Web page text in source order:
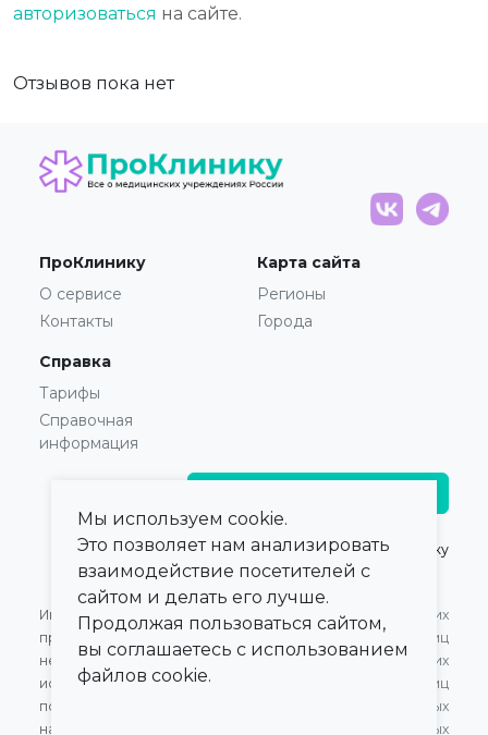
авторизоваться на сайте.
Отзывов пока нет
ПроКлинику
О сервисе
Контакты
Карта сайта
Регионы
Города
Справка
Тарифы
Справочная
информация
© 2021 — 2026,ПроКлинику
Информация,
представленная на сайте,
не может быть
использована для
постановки диагноза,
назначения лечения и не
Оферта для Юридических
лиц
Оферта для Физических
лиц
Обработка персональных
данных
Мы используем cookie.
Это позволяет нам анализировать
взаимодействие посетителей с
сайтом и делать его лучше.
Продолжая пользоваться сайтом,
вы соглашаетесь с использованием
файлов cookie.